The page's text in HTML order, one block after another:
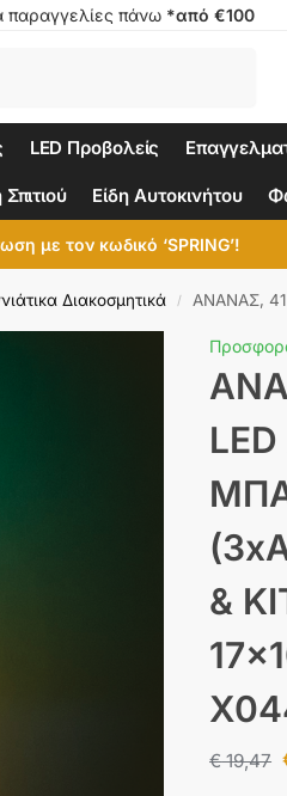
παραγγελίες πάνω *από €100
LED Προβολείς
Σπιτιού Είδη Αυτοκινήτου
με τον κωδικό ‘SPRING’!
Διακοσμητικά / ΑΝΑΝΑΣ, 41 NEON LED
&
€19,47